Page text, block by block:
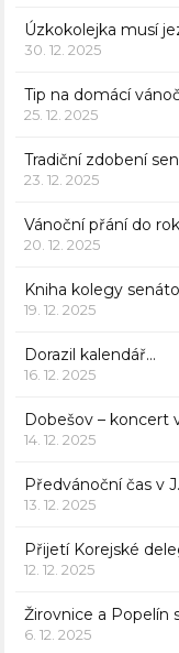
Úzkokolejka musí
30. 12. 2025
Tip na domácí
25. 12. 2025
Tradiční zdobení
23. 12. 2025
Vánoční přání do
20. 12. 2025
Kniha kolegy
19. 12. 2025
Dorazil kalendář…
16. 12. 2025
Dobešov – koncert
14. 12. 2025
Předvánoční čas v
13. 12. 2025
Přijetí Korejské
12. 12. 2025
Žirovnice a Popelín
6. 12. 2025